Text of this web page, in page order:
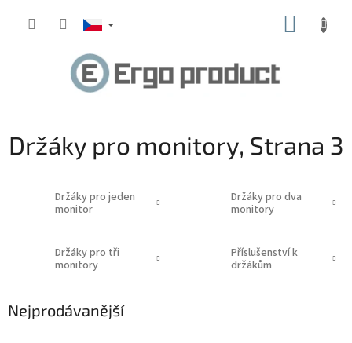
Držáky pro monitory, Strana 3
Držáky pro jeden
monitor
Držáky pro dva
monitory
Držáky pro tři
monitory
Příslušenství k
držákům
Nejprodávanější